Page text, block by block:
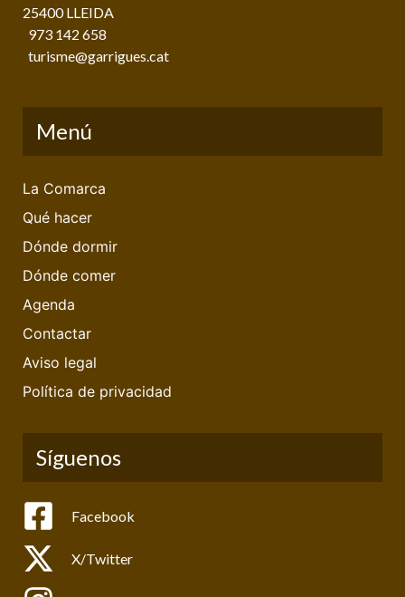
25400 LLEIDA
973 142 658
turisme@garrigues.cat
Menú
La Comarca
Qué hacer
Dónde dormir
Dónde comer
Agenda
Contactar
Aviso legal
Política de privacidad
Síguenos
Facebook
X/Twitter